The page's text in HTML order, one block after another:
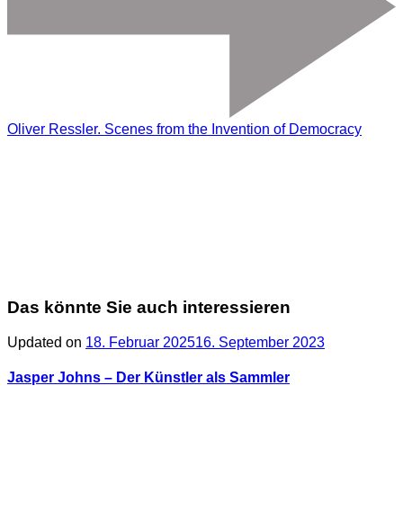
Oliver Ressler. Scenes from the Invention of Democracy
Das könnte Sie auch interessieren
Updated on 18. Februar 202516. September 2023
Jasper Johns – Der Künstler als Sammler